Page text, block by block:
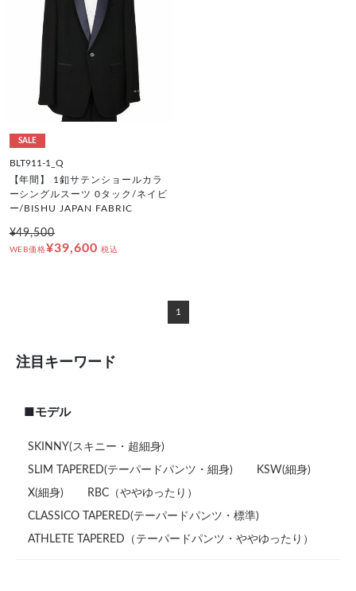
SALE
BLT911-1_Q
【年間】 1釦サテンショールカラ
ーシングルスーツ 0タック/ネイビ
ー/BISHU JAPAN FABRIC
¥49,500
WEB価格¥39,600 税込
1
注目キーワード
■モデル
SKINNY(スキニー・超細身)
SLIM TAPERED(テーパードパンツ・細身) KSW(細身)
X(細身) RBC（ややゆったり）
CLASSICO TAPERED(テーパードパンツ・標準)
ATHLETE TAPERED（テーパードパンツ・ややゆったり）